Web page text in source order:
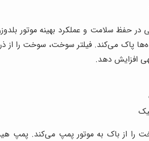
حفظ سلامت و عملکرد بهینه موتور بلدوزر
پاک می‌کند. فیلتر سوخت، سوخت را از
افزایش دهد.
از باک به موتور پمپ می‌کند. پمپ